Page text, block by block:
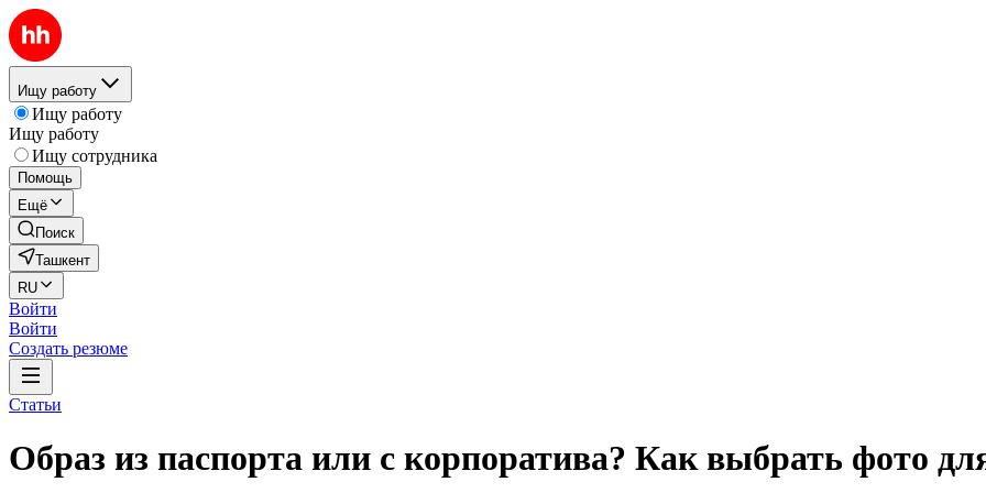
Ищу работу
Ищу работу
Ищу работу
Ищу сотрудника
Помощь
Ещё
Поиск
Ташкент
RU
Войти
Войти
Создать резюме
Статьи
Образ из паспорта или с корпоратива? Как выбрать фото